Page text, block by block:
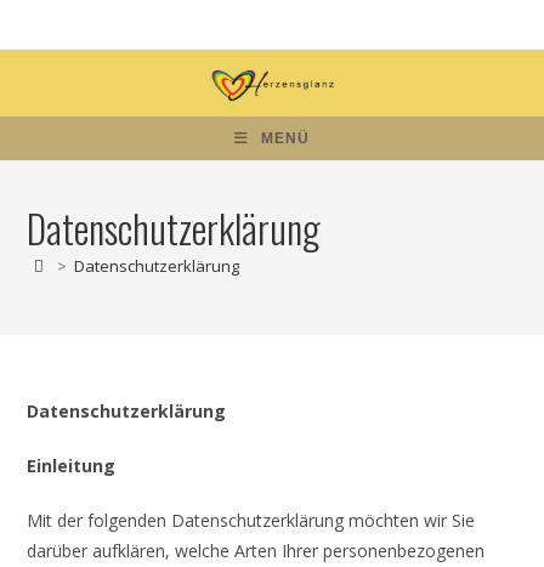
Inhalt
MENÜ
Datenschutzerklärung
> Datenschutzerklärung
Datenschutzerklärung
Einleitung
Mit der folgenden Datenschutzerklärung möchten wir Sie
darüber aufklären, welche Arten Ihrer personenbezogenen